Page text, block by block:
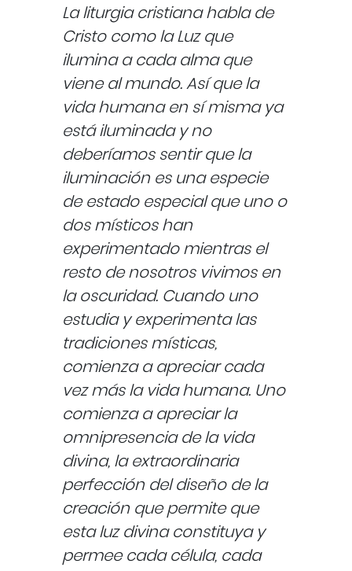
La liturgia cristiana habla de
Cristo como la Luz que
ilumina a cada alma que
viene al mundo. Así que la
vida humana en sí misma ya
está iluminada y no
deberíamos sentir que la
iluminación es una especie
de estado especial que uno o
dos místicos han
experimentado mientras el
resto de nosotros vivimos en
la oscuridad. Cuando uno
estudia y experimenta las
tradiciones místicas,
comienza a apreciar cada
vez más la vida humana. Uno
comienza a apreciar la
omnipresencia de la vida
divina, la extraordinaria
perfección del diseño de la
creación que permite que
esta luz divina constituya y
permee cada célula, cada